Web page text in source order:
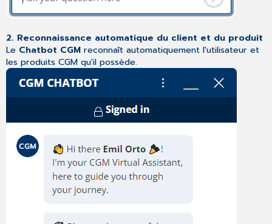
2. Reconnaissance automatique du client et du produit
Le Chatbot CGM reconnaît automatiquement l'utilisateur et
les produits CGM qu'il possède.